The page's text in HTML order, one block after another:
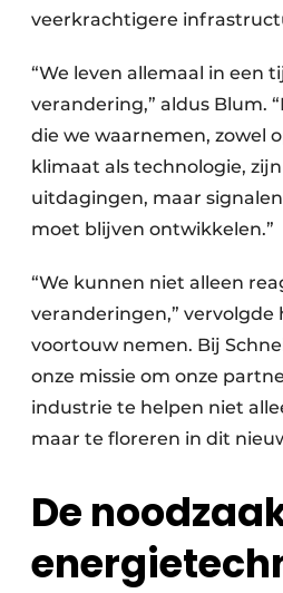
veerkrachtigere
“We leven allemaal in een
verandering,” aldus Blum.
die we waarnemen, zowel
klimaat als technologie,
uitdagingen, maar
moet blijven ontwikkelen.”
“We kunnen niet alleen
veranderingen,” vervolgde
voortouw nemen. Bij
onze missie om onze
industrie te helpen niet
maar te floreren in dit
De